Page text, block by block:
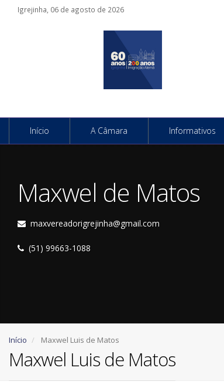
Igrejinha, 06 de agosto de 2026
Início A Câmara Informativos
Maxwel de Matos
maxvereadorigrejinha@gmail.com
(51) 99663-1088
Início Maxwel Luis de Matos
Maxwel Luis de Matos